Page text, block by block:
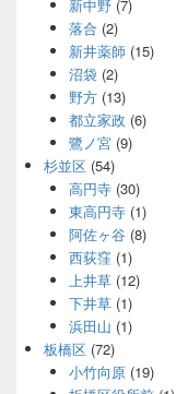
新中野(7)
落合(2)
新井薬師(15)
沼袋(2)
野方(13)
都立家政 (6)
鷺ノ宮(9)
杉並区 (54)
高円寺(30)
東高円寺(1)
阿佐ヶ谷(8)
西荻窪(1)
上井草(12)
下井草(1)
浜田山 (1)
板橋区 (72)
小竹向原(19)